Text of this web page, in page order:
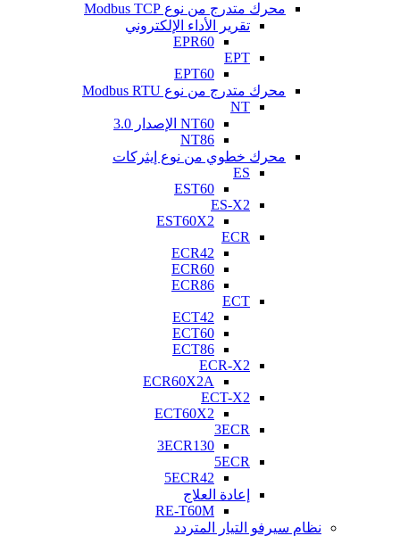
محرك متدرج من نوع Modbus TCP
تقرير الأداء الإلكتروني
EPR60
EPT
EPT60
محرك متدرج من نوع Modbus RTU
NT
NT60 الإصدار 3.0
NT86
محرك خطوي من نوع إيثركات
ES
EST60
ES-X2
EST60X2
ECR
ECR42
ECR60
ECR86
ECT
ECT42
ECT60
ECT86
ECR-X2
ECR60X2A
ECT-X2
ECT60X2
3ECR
3ECR130
5ECR
5ECR42
إعادة العلاج
RE-T60M
نظام سيرفو التيار المتردد